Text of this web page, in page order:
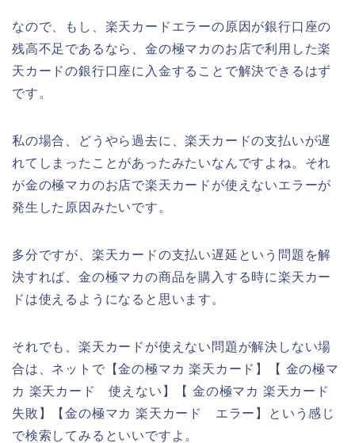
なので、もし、楽天カードエラーの原因が銀行口座の
残高不足であるなら、金の極マカのお店で利用した楽
天カードの銀行口座に入金することで解決できるはず
です。
私の場合、どうやら過去に、楽天カードの支払いが遅
れてしまったことがあったみたいなんですよね。それ
が金の極マカのお店で楽天カードが使えないエラーが
発生した原因みたいです。
多分ですが、楽天カードの支払い遅延という問題を解
決すれば、金の極マカの商品を購入する時に楽天カー
ドは使えるようになると思います。
それでも、楽天カードが使えない問題が解決しない場
合は、ネットで【金の極マカ 楽天カード】【 金の極マ
カ 楽天カード 使えない】【 金の極マカ 楽天カード
失敗】【金の極マカ 楽天カード エラー】という感じ
で検索してみるといいですよ。